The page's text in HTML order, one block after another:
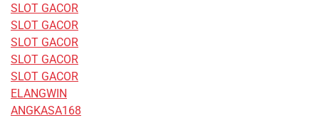
SLOT GACOR
SLOT GACOR
SLOT GACOR
SLOT GACOR
SLOT GACOR
ELANGWIN
ANGKASA168